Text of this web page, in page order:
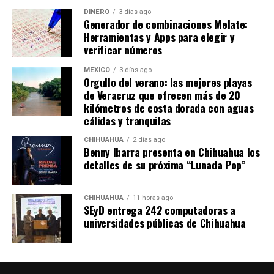
DINERO 3 días ago
Generador de combinaciones Melate:
Herramientas y Apps para elegir y
verificar números
MÉXICO 3 días ago
Orgullo del verano: las mejores playas
de Veracruz que ofrecen más de 20
kilómetros de costa dorada con aguas
cálidas y tranquilas
CHIHUAHUA 2 días ago
Benny Ibarra presenta en Chihuahua los
detalles de su próxima “Lunada Pop”
CHIHUAHUA 11 horas ago
SEyD entrega 242 computadoras a
universidades públicas de Chihuahua